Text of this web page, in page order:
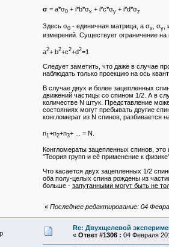
σ= a*σ0+ i*b*σx + i*c*σy+ i*d*σz
Здесь σ0- единичная матрица, а σx , σy,
измерений. Существует ограничение на
a2+ b2+c2+d2=1
Следует заметить, что даже в случае
наблюдать только проекцию на ось
В случае двух и более зацепленных
движений частицы со спином 1/2. А в
количестве N штук. Представление
состояниях могут пребывать другие
конгломерат из N спинов, разбивается
n1+n2+n3+ ... = N.
Конгломераты зацепленных спинов,
"Теория групп и её применение к
Что касается двух зацепленных 1/2
оба полу-целых спина рождены из
больше - запутанными могут быть не
« Последнее редактирование: 04
Re: Двухщелевой
« Ответ #1306 : 04 Февраля